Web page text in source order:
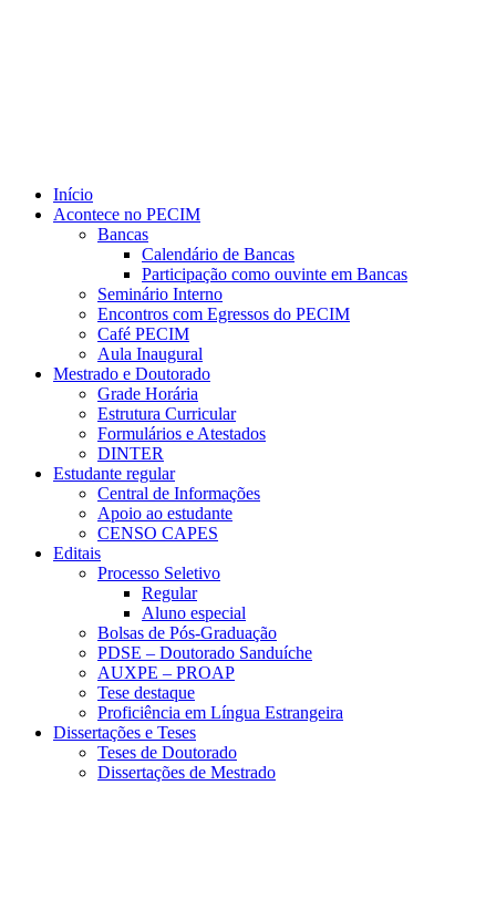
Início
Acontece no PECIM
Bancas
Calendário de Bancas
Participação como ouvinte em Bancas
Seminário Interno
Encontros com Egressos do PECIM
Café PECIM
Aula Inaugural
Mestrado e Doutorado
Grade Horária
Estrutura Curricular
Formulários e Atestados
DINTER
Estudante regular
Central de Informações
Apoio ao estudante
CENSO CAPES
Editais
Processo Seletivo
Regular
Aluno especial
Bolsas de Pós-Graduação
PDSE – Doutorado Sanduíche
AUXPE – PROAP
Tese destaque
Proficiência em Língua Estrangeira
Dissertações e Teses
Teses de Doutorado
Dissertações de Mestrado